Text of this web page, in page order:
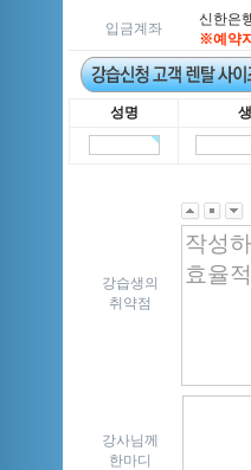
입금계좌
신한은
※예약
성명
강습생의
취약점
강사님께
한마디